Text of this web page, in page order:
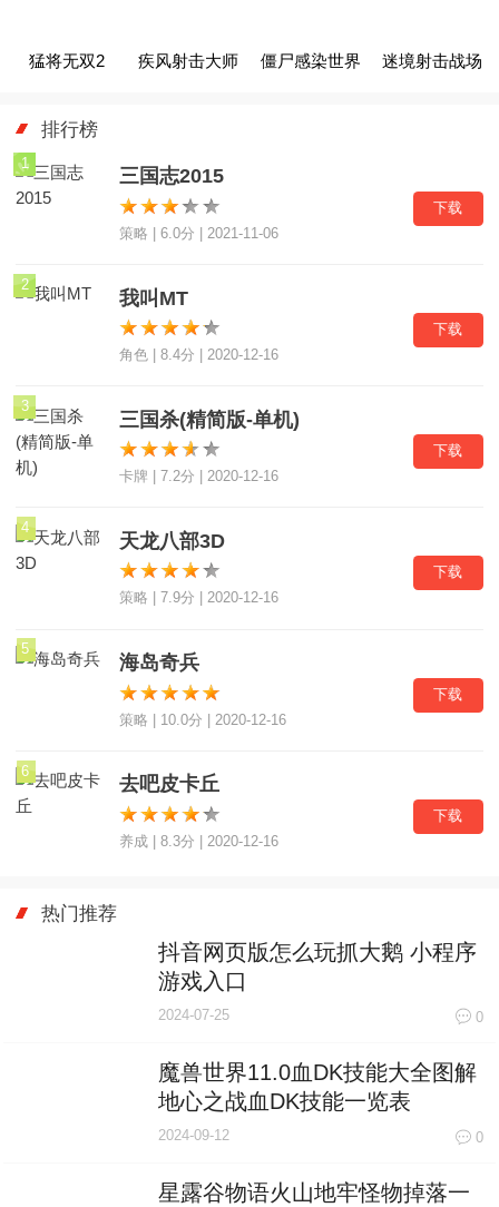
猛将无双2 疾风射击大师 僵尸感染世界 迷境射击战场
排行榜
1
三国志2015
策略 | 6.0分 | 2021-11-06
下载
2
我叫MT
角色 | 8.4分 | 2020-12-16
下载
3
三国杀(精简版-单机)
卡牌 | 7.2分 | 2020-12-16
下载
4
天龙八部3D
策略 | 7.9分 | 2020-12-16
下载
5
海岛奇兵
策略 | 10.0分 | 2020-12-16
下载
6
去吧皮卡丘
养成 | 8.3分 | 2020-12-16
下载
热门推荐
抖音网页版怎么玩抓大鹅 小程序
游戏入口
2024-07-25 0
魔兽世界11.0血DK技能大全图解
地心之战血DK技能一览表
2024-09-12 0
星露谷物语火山地牢怪物掉落一